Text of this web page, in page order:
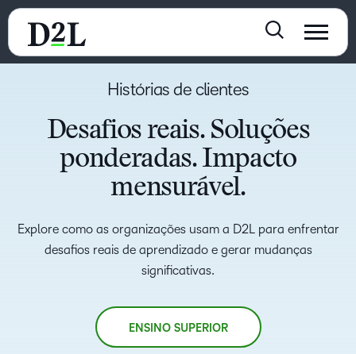
Histórias de clientes
Desafios reais. Soluções
ponderadas. Impacto
mensurável.
Explore como as organizações usam a D2L para enfrentar
desafios reais de aprendizado e gerar mudanças
significativas.
ENSINO SUPERIOR